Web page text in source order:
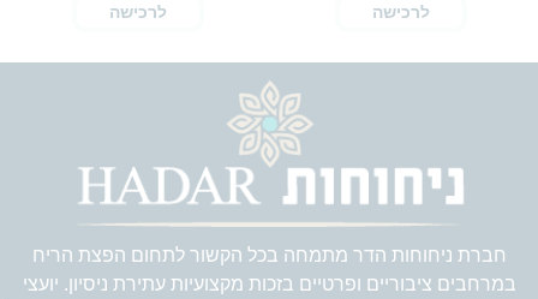
לרכישה לרכישה
חברת ניחוחות הדר מתמחה בכל הקשור לתחום הפצת הריח
במרחבים ציבוריים ופרטיים בזכות מקצועיות עתירת ניסיון. יועצי